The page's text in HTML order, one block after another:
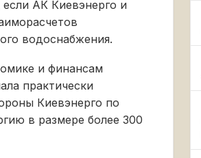
АК Киевэнерго и
водоснабжения.
и финансам
практически
Киевэнерго по
в размере более 300